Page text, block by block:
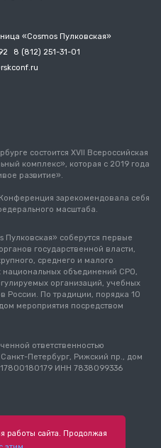
«Cosmos Пулковская»
8 (812) 251-31-01
состоится XVII Всероссийская
комплекс», которая с 2019 года
развитие».
зарекомендовала себя
масштаба.
соберутся первые
государственной власти,
среднего и малого
национальных объединений СРО,
организаций, учебных
России. По традиции, порядка 10
мероприятия посредством
ответственностью
Петербург, Рижский пр., дом
ИНН 7838099336
работы сайта. Продолжая